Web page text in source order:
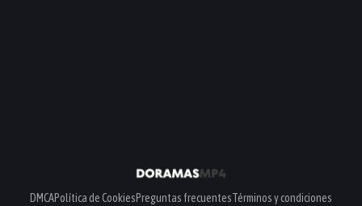
DMCAPolítica de CookiesPreguntas frecuentesTérminos y condiciones